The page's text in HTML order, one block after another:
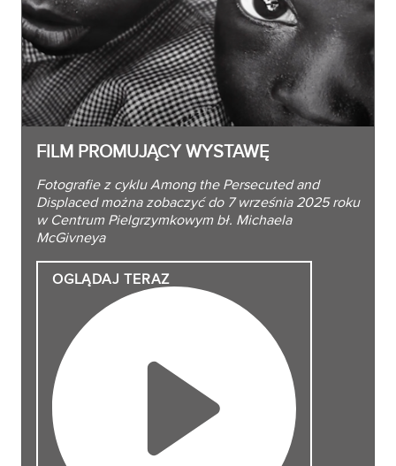
FILM PROMUJĄCY WYSTAWĘ
Fotografie z cyklu Among the Persecuted and
Displaced można zobaczyć do 7 września 2025 roku
w Centrum Pielgrzymkowym bł. Michaela
McGivneya
OGLĄDAJTERAZ